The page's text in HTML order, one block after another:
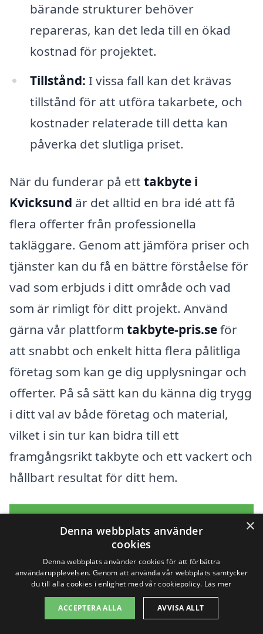
bärande strukturer behöver
repareras, kan det leda till en ökad
kostnad för projektet.
Tillstånd: I vissa fall kan det krävas
tillstånd för att utföra takarbete, och
kostnader relaterade till detta kan
påverka det slutliga priset.
När du funderar på ett takbyte i
Kvicksund är det alltid en bra idé att få
flera offerter från professionella
takläggare. Genom att jämföra priser och
tjänster kan du få en bättre förståelse för
vad som erbjuds i ditt område och vad
som är rimligt för ditt projekt. Använd
gärna vår plattform takbyte-pris.seför
att snabbt och enkelt hitta flera pålitliga
företag som kan ge dig upplysningar och
offerter. På så sätt kan du känna dig trygg
i ditt val av både företag och material,
vilket i sin tur kan bidra till ett
framgångsrikt takbyte och ett vackert och
hållbart resultat för ditt hem.
Få 3 erbjudanden, gratis och utan
förpliktelser
Sök efter en
×
Denna webbplats använder
cookies
Denna webbplats använder cookies för att förbättra
användarupplevelsen. Genom att använda vår webbplats samtycker
du till alla cookies i enlighet med vår cookiepolicy. Läs mer
ACCEPTERA ALLA AVVISA ALLT